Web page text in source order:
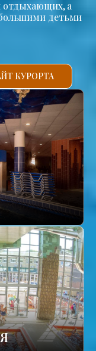
отдыхающих, а
детьми
КУРОРТА